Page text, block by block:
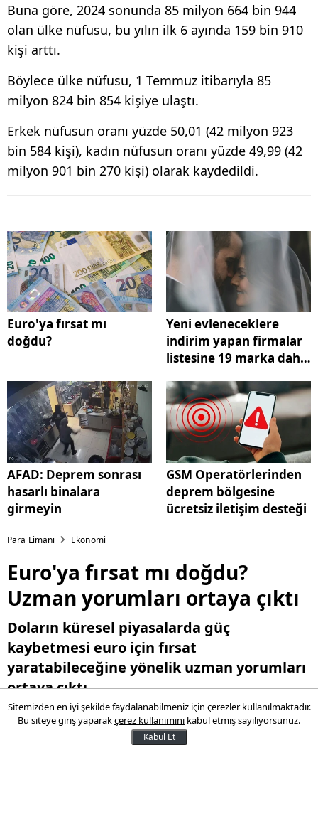
Buna göre, 2024 sonunda 85 milyon 664 bin 944
olan ülke nüfusu, bu yılın ilk 6 ayında 159 bin 910
kişi arttı.
Böylece ülke nüfusu, 1 Temmuz itibarıyla 85
milyon 824 bin 854 kişiye ulaştı.
Erkek nüfusun oranı yüzde 50,01 (42 milyon 923
bin 584 kişi), kadın nüfusun oranı yüzde 49,99 (42
milyon 901 bin 270 kişi) olarak kaydedildi.
Euro'ya fırsat mı
doğdu?
Yeni evleneceklere
indirim yapan firmalar
listesine 19 marka daha
AFAD: Deprem sonrası
hasarlı binalara
girmeyin
GSM Operatörlerinden
deprem bölgesine
ücretsiz iletişim desteği
Para Limanı Ekonomi
Euro'ya fırsat mı doğdu?
Uzman yorumları ortaya çıktı
Doların küresel piyasalarda güç
kaybetmesi euro için fırsat
yaratabileceğine yönelik uzman yorumları
ortaya çıktı.
13 Ağustos 2025 13:28
Sitemizden en iyi şekilde faydalanabilmeniz için çerezler kullanılmaktadır.
Bu siteye giriş yaparakçerez kullanımını kabul etmiş sayılıyorsunuz.
Kabul Et